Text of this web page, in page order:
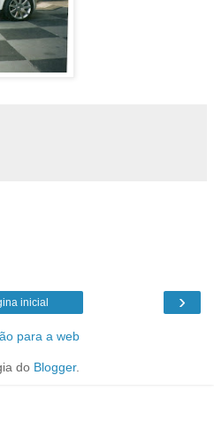
›
inicial
para a web
do Blogger.